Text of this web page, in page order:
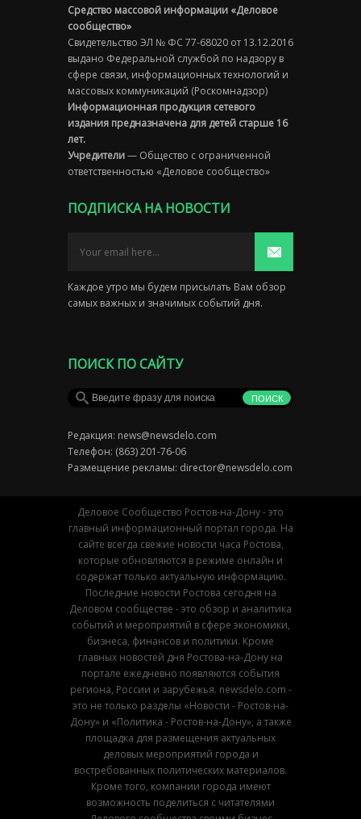
Средство массовой информации «Деловое
сообщество»
Свидетельство ЭЛ № ФС 77-68020 от 13.12.2016
выдано Федеральной службой по надзору в
сфере связи, информационных технологий и
массовых коммуникаций (Роскомнадзор)
Информационная продукция сетевого
издания предназначена для детей старше 16
лет.
Учредители— Общество с ограниченной
ответственностью «Деловое сообщество»
ПОДПИСКА НА НОВОСТИ
Каждое утро мы будем присылать Вам обзор
самых важных и значимых событий дня.
ПОИСК ПО САЙТУ
Редакция: news@newsdelo.com
Телефон: (863) 201-76-06
Размещение рекламы: director@newsdelo.com
Деловое Сообщество Ростов-на-Дону - это
главный информационный портал города. На
сайте всегда свежие новости часа Ростова,
которые обновляются в режиме онлайн и
содержат только актуальную информацию.
Последние новости Ростова сегодня на
Деловом сообществе - это обзор и аналитика
событий и мероприятий в сфере экономики,
бизнеса, финансов и политики. Кроме
главных новостей дня Ростова-на-Дону на
портале ежедневно появляются события
региона, России и зарубежья. newsdelo.com -
это не только разделы «Новости - Ростов-на-
Дону» и «Политика - Ростов-на-Дону», а также
площадка для размещения актуальных
деловых мероприятий города и
востребованных политических материалов.
Кроме того, компании города имеют
возможность поделиться с читателями